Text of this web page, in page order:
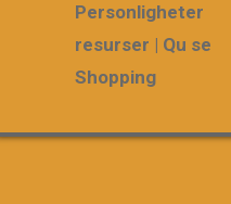
Personligheter
resurser | Qu se
Shopping